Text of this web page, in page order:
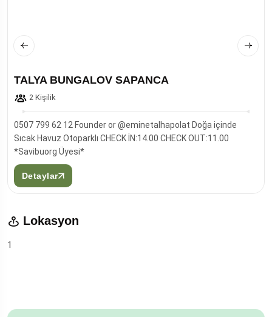
TALYA BUNGALOV SAPANCA
2 Kişilik
0507 799 62 12 Founder or @eminetalhapolat Doğa içinde
Sıcak Havuz Otoparklı CHECK İN:14.00 CHECK OUT:11.00
*Savibuorg Üyesi*
Detaylar
Lokasyon
1